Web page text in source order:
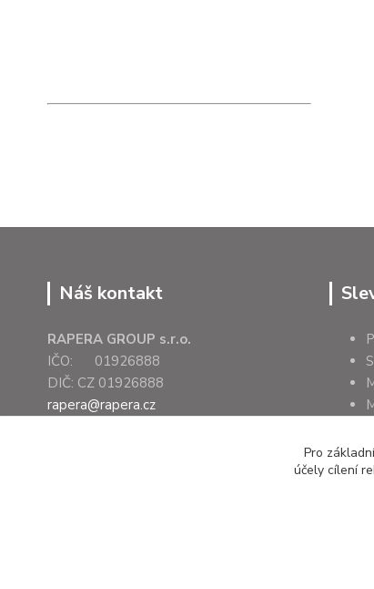
Náš kontakt
RAPERA GROUP s.r.o.
IČO: 01926888
DIČ: CZ 01926888
rapera@rapera.cz
Pro
účely cílení